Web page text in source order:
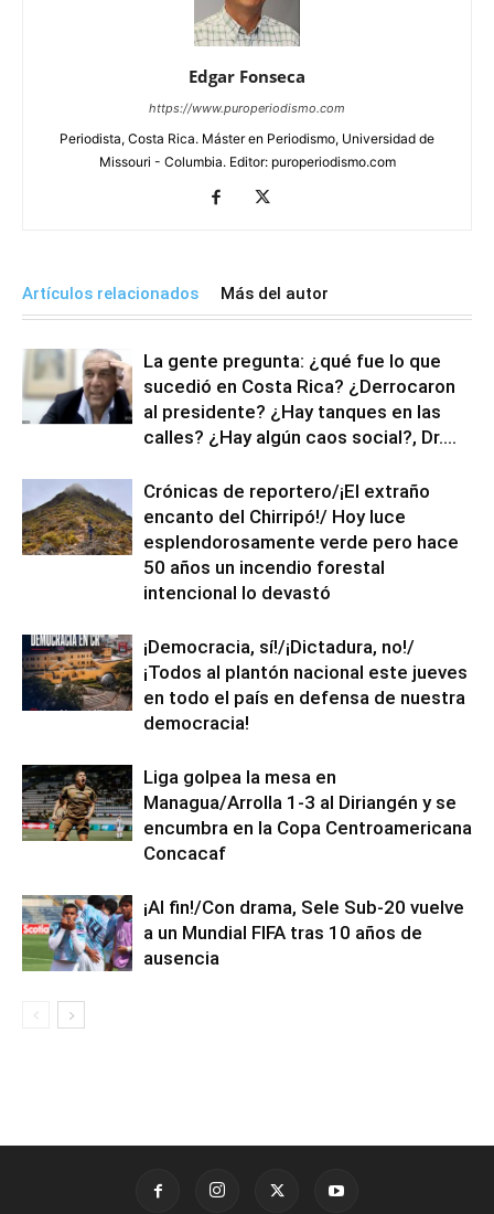
Edgar Fonseca
https://www.puroperiodismo.com
Periodista, Costa Rica. Máster en Periodismo, Universidad de
Missouri - Columbia. Editor: puroperiodismo.com
Artículos relacionados Más del autor
La gente pregunta: ¿qué fue lo que
sucedió en Costa Rica? ¿Derrocaron
al presidente? ¿Hay tanques en las
calles? ¿Hay algún caos social?, Dr....
Crónicas de reportero/¡El extraño
encanto del Chirripó!/ Hoy luce
esplendorosamente verde pero hace
50 años un incendio forestal
intencional lo devastó
¡Democracia, sí!/¡Dictadura, no!/
¡Todos al plantón nacional este jueves
en todo el país en defensa de nuestra
democracia!
Liga golpea la mesa en
Managua/Arrolla 1-3 al Diriangén y se
encumbra en la Copa Centroamericana
Concacaf
¡Al fin!/Con drama, Sele Sub-20 vuelve
a un Mundial FIFA tras 10 años de
ausencia